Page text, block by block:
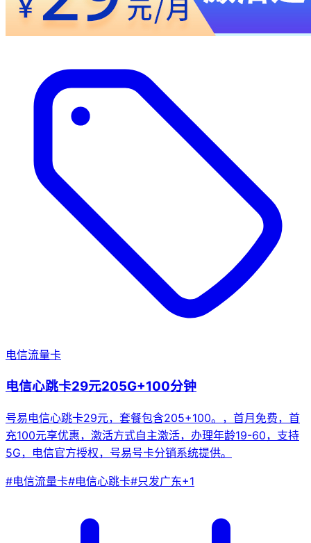
电信流量卡
电信心跳卡29元205G+100分钟
号易电信心跳卡29元，套餐包含205+100。，首月免费，首
充100元享优惠，激活方式自主激活，办理年龄19-60，支持
5G，电信官方授权，号易号卡分销系统提供。
#电信流量卡#电信心跳卡#只发广东+1